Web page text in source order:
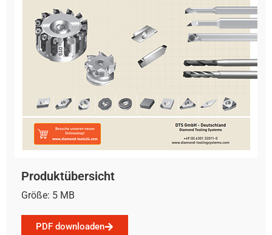
Produktübersicht
Größe: 5 MB
PDF downloaden